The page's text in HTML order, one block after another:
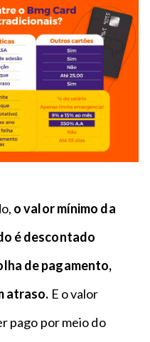
o valor mínimo da
é descontado
de pagamento,
atraso. E o valor
pago por meio do